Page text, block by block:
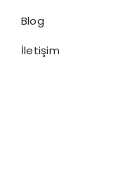
Blog
İletişim